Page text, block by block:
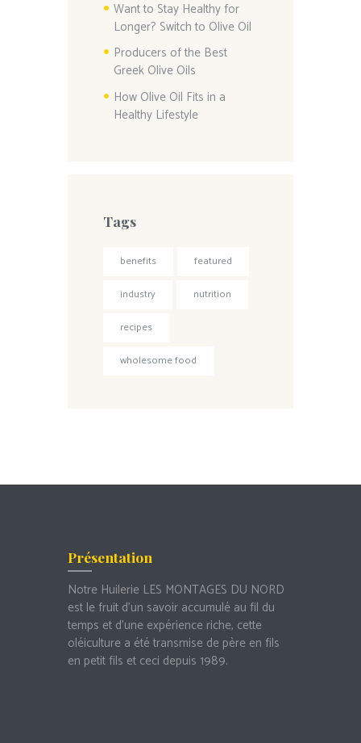
Want to Stay Healthy for
Longer? Switch to Olive Oil
Producers of the Best
Greek Olive Oils
How Olive Oil Fits in a
Healthy Lifestyle
Tags
benefits
featured
industry
nutrition
recipes
wholesome food
Présentation
Notre Huilerie LES MONTAGES DU NORD
est le fruit d’un savoir accumulé au fil du
temps et d’une expérience riche, cette
oléiculture a été transmise de père en fils
en petit fils et ceci depuis 1989.